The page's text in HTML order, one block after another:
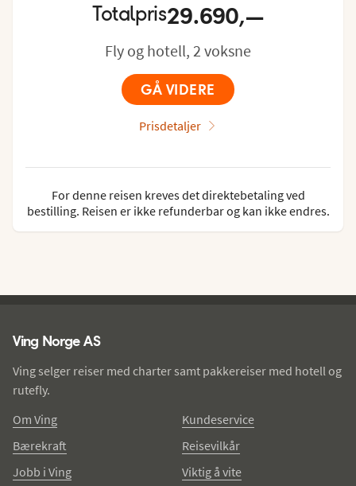
Totalpris29.690,—
Fly og hotell, 2 voksne
GÅ VIDERE
Prisdetaljer
For denne reisen kreves det direktebetaling ved
bestilling. Reisen er ikke refunderbar og kan ikke endres.
Ving Norge AS
Ving selger reiser med charter samt pakkereiser med hotell og
rutefly.
Om Ving
Bærekraft
Jobb i Ving
Kundeservice
Reisevilkår
Viktig å vite